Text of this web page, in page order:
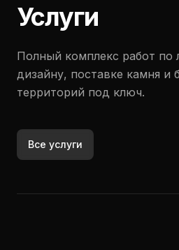
Услуги
Полный комплекс работ
дизайну, поставке камня и
территорий под ключ.
Все услуги